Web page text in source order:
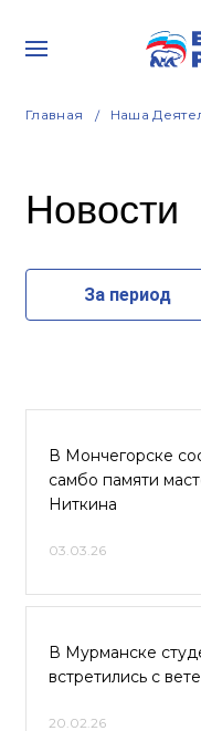
Главная Наша
Новости
За период
В Мончегорске
самбо памяти
Ниткина
03.03.26
В Мурманске
встретились с
20.02.26